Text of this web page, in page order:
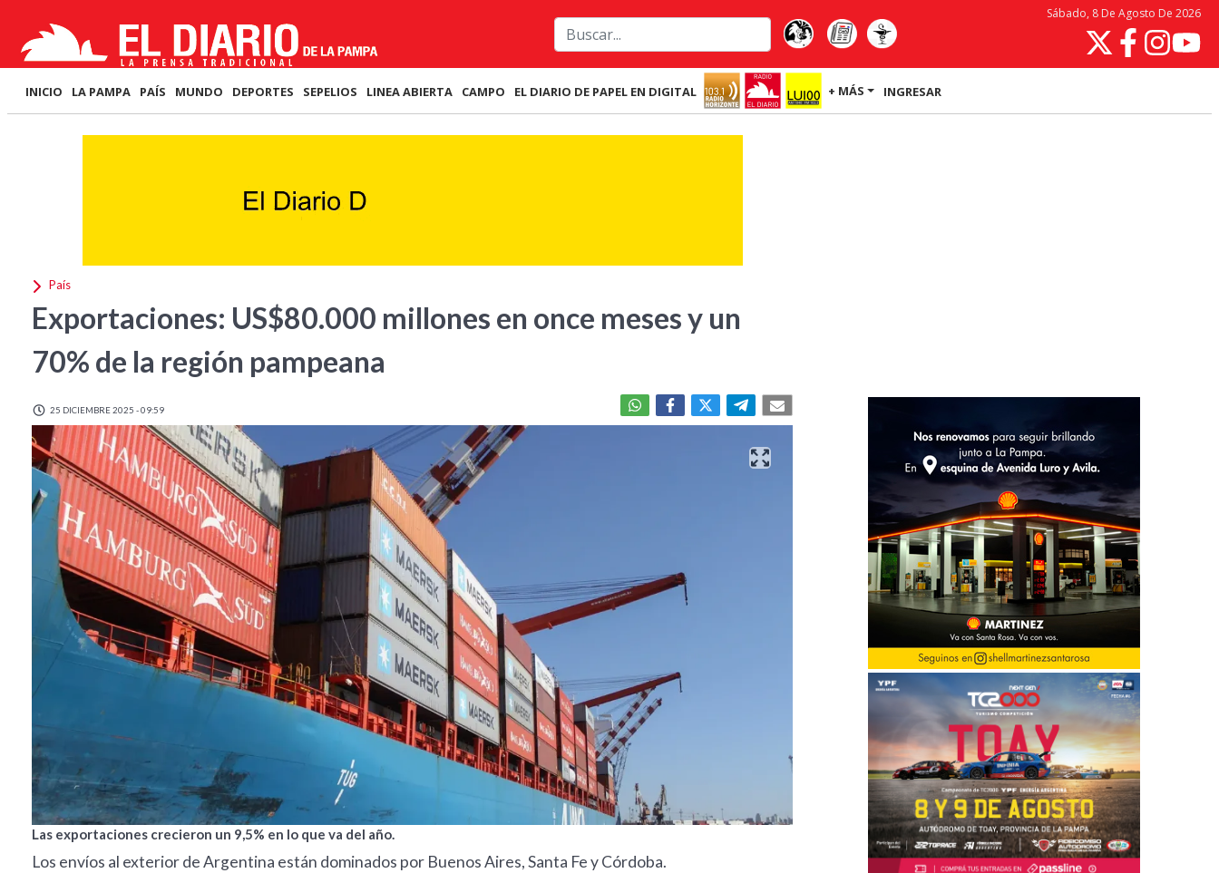
Sábado, 8 De Agosto De 2026
INICIO LA PAMPA PAÍS MUNDO DEPORTES SEPELIOS LINEA ABIERTA CAMPO EL DIARIO DE PAPEL EN DIGITAL + MÁS INGRESAR
País
Exportaciones: US$80.000 millones en once meses y un
70% de la región pampeana
25 DICIEMBRE 2025 - 09:59
Las exportaciones crecieron un 9,5% en lo que va del año.
Los envíos al exterior de Argentina están dominados por Buenos Aires, Santa Fe y Córdoba.